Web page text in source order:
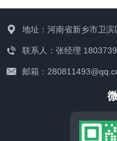
清理完成后，将该产品
裂贴作为一种新的公路材
工方便，价格合理。作
和改造中防止反射裂缝
地址：河南省新乡市卫
联系人：张经理
邮箱：